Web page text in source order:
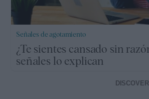
Señales de agotamiento
¿Te sientes cansado sin
señales lo explican